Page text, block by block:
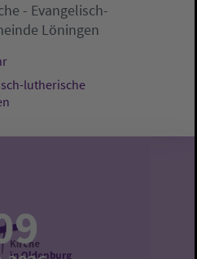
- Evangelisch-
Löningen
lutherische